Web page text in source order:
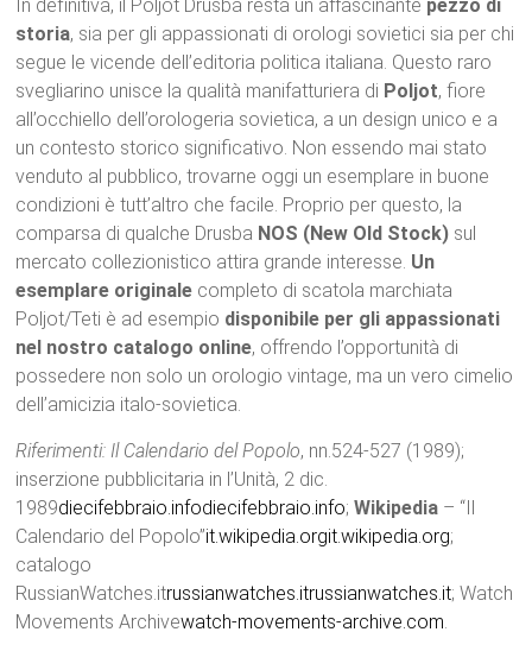
In definitiva, il Poljot Drusba resta un affascinante pezzo di
storia, sia per gli appassionati di orologi sovietici sia per chi
segue le vicende dell’editoria politica italiana. Questo raro
svegliarino unisce la qualità manifatturiera di Poljot, fiore
all’occhiello dell’orologeria sovietica, a un design unico e a
un contesto storico significativo. Non essendo mai stato
venduto al pubblico, trovarne oggi un esemplare in buone
condizioni è tutt’altro che facile. Proprio per questo, la
comparsa di qualche Drusba NOS (New Old Stock) sul
mercato collezionistico attira grande interesse. Un
esemplare originale completo di scatola marchiata
Poljot/Teti è ad esempio disponibile per gli appassionati
nel nostro catalogo online, offrendo l’opportunità di
possedere non solo un orologio vintage, ma un vero cimelio
dell’amicizia italo-sovietica.
Riferimenti: Il Calendario del Popolo, nn.524-527 (1989);
inserzione pubblicitaria in l’Unità, 2 dic.
1989diecifebbraio.infodiecifebbraio.info;Wikipedia – “Il
Calendario del Popolo”it.wikipedia.orgit.wikipedia.org;
catalogo
RussianWatches.itrussianwatches.itrussianwatches.it; Watch
Movements Archivewatch-movements-archive.com.